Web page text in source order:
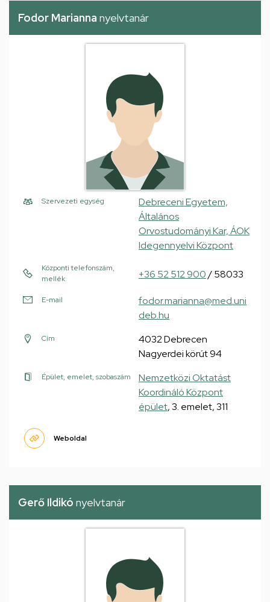
Fodor Marianna nyelvtanár
Szervezeti egység
Debreceni Egyetem,
Általános
Orvostudományi Kar, ÁOK
Idegennyelvi Központ
Központi telefonszám,
mellék
+36 52 512 900/ 58033
E-mail
fodor.marianna@med.uni
deb.hu
Cím
4032 Debrecen
Nagyerdei körút 94
Épület, emelet, szobaszám
Nemzetközi Oktatást
Koordináló Központ
épület, 3. emelet, 311
Weboldal
Gerő Ildikó nyelvtanár